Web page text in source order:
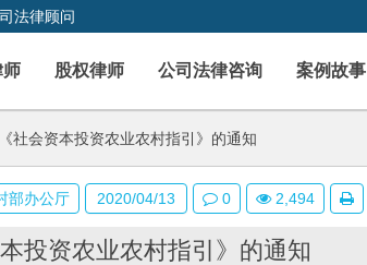
法律顾问
师 股权律师 公司法律咨询 案例故事
社会资本投资农业农村指引》的通知
投资农业农村指引》的通知
部办公厅 2020/04/13 0 2,494